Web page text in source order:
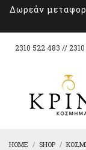
Δωρεάν
2310 522 483 //
HOME SHOP